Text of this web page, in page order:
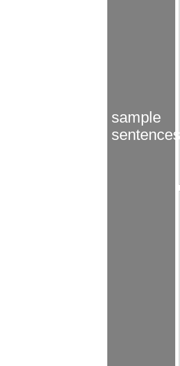
sample
sentences